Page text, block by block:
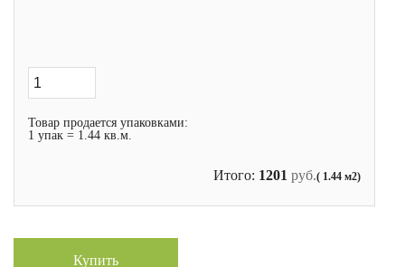
Товар продается упаковками:
1 упак = 1.44 кв.м.
Итого: 1201 руб.( 1.44 м2)
Купить